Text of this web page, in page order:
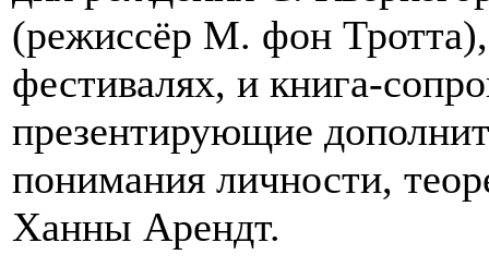
(режиссёр М. фон
фестивалях, и книга-
презентирующие
понимания личности,
Ханны Арендт.